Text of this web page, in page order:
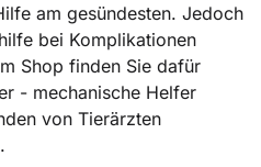
am gesündesten. Jedoch
bei Komplikationen
Shop finden Sie dafür
- mechanische Helfer
von Tierärzten